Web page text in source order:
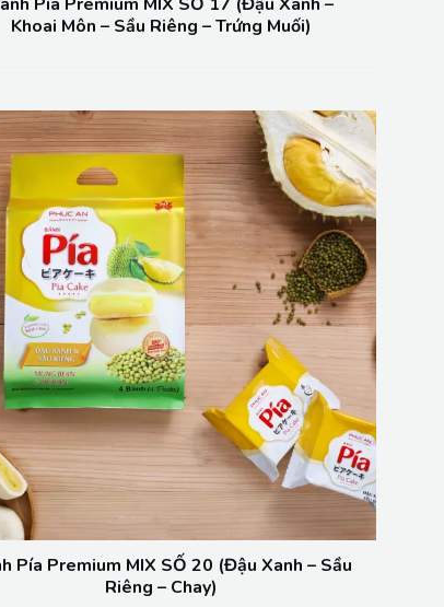
Khoai Môn – Sầu Riêng – Trứng Muối)
Pía Premium MIX SỐ 20 (Đậu Xanh – Sầu
Riêng – Chay)